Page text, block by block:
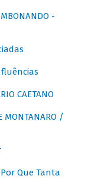
-
CAETANO
MONTANARO /
Por Que Tanta